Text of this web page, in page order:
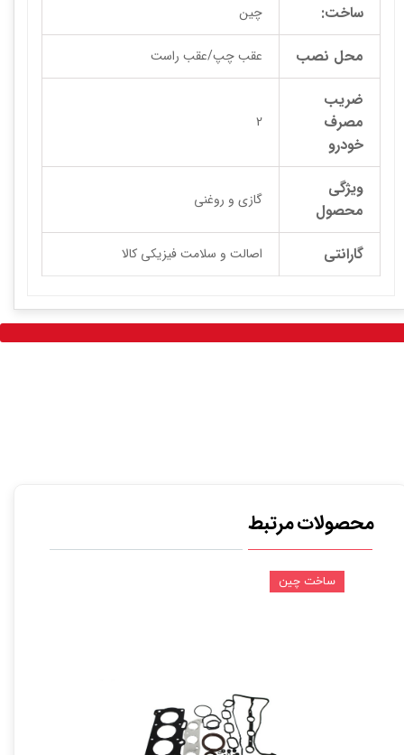
ساخت: چین
محل نصب عقب چپ/عقب راست
ضریب
مصرف
خودرو
2
ویژگی
محصول
گازی و روغنی
گارانتی اصالت و سلامت فیزیکی کالا
محصولات مرتبط
ساخت چین